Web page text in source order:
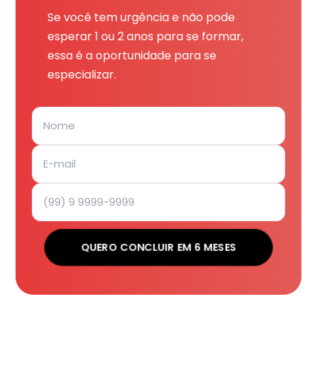
Se você tem urgência e não pode
esperar 1 ou 2 anos para se formar,
essa é a oportunidade para se
especializar.
QUERO CONCLUIR EM 6 MESES